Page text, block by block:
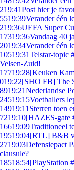
219:41Post hier je
5519:39Verander één
219:36UEFA Super
17319:36Vandaag 40
2019:34Verander één
10519:31Telstar-topic
Velsen-Zuid!
17719:28[Keuken
019:22[SHO FB] The
8919:21Nederlandse
24519:15Voetballers
14919:11 Sterren toen
7219:10[HAZES-gate
16619:09Traditioneel
19519:04[RTL] B&B
2719:03Defensiepact
clausule?
18518:54[PlayStation